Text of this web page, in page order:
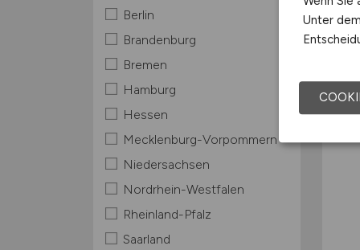
Berlin
Brandenburg
Bremen
Hamburg
Hessen
Mecklenburg-Vorpommern
Niedersachsen
Nordrhein-Westfalen
Rheinland-Pfalz
Saarland
Unter